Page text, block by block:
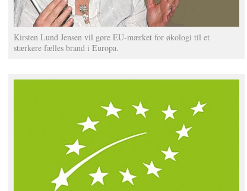
Kirsten Lund Jensen vil gøre EU-mærket for økologi til et
stærkere fælles brand i Europa.